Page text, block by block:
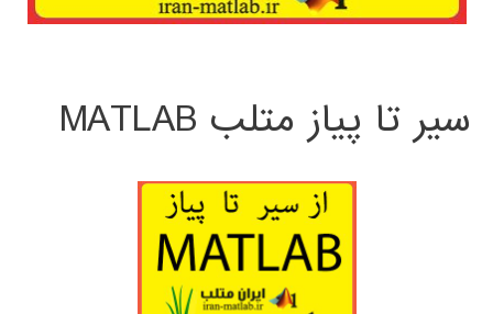
سیر تا پیاز متلب MATLAB